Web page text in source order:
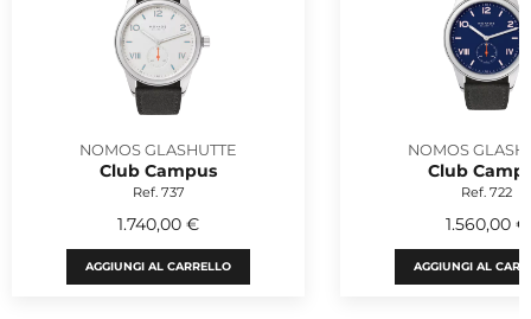
NOMOS GLASHUTTE
Club Campus
Ref. 737
1.740,00 €
AGGIUNGI AL CARRELLO
NOMOS
Club
Ref. 722
1.560,00 €
AGGIUNGI AL